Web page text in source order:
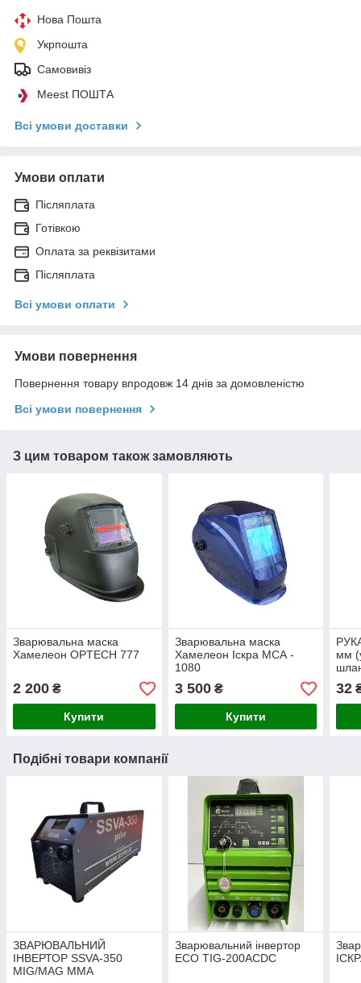
Нова Пошта
Укрпошта
Самовивіз
Meest ПОШТА
Всі умови доставки
Умови оплати
Післяплата
Готівкою
Оплата за реквізитами
Післяплата
Всі умови оплати
Умови повернення
Повернення товару впродовж 14 днів за домовленістю
Всі умови повернення
З цим товаром також замовляють
Зварювальна маска
Хамелеон OPTECH 777
2 200 ₴
Купити
Зварювальна маска
Хамелеон Іскра МСА -
1080
3 500₴
Купити
мм
32
Подібні товари компанії
ЗВАРЮВАЛЬНИЙ
ІНВЕРТОР SSVA-350
MIG/MAG MMA
Зварювальний інвертор
ECO TIG-200ACDC